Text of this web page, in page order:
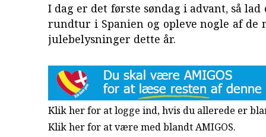
I dag er det første søndag i advant, så lad
rundtur i Spanien og opleve nogle af de
julebelysninger dette år.
Klik her for at logge ind, hvis du allerede er
Klik her for at være med blandt AMIGOS.